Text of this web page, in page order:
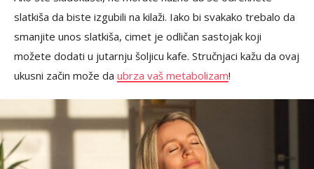
slatkiša da biste izgubili na kilaži. Iako bi svakako trebalo da
smanjite unos slatkiša, cimet je odličan sastojak koji
možete dodati u jutarnju šoljicu kafe. Stručnjaci kažu da ovaj
ukusni začin može da ubrza vaš metabolizam!